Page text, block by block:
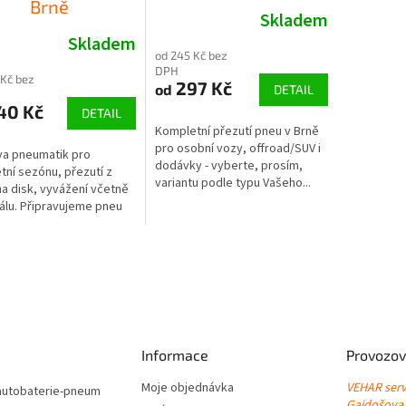
Brně
Skladem
bez
Kč DETAIL
pneumatik pro
sezónu, přezutí z
disk, vyvážení včetně
Připravujeme pneu
Skladem
od 245 Kč bez
DPH
od 297 Kč DETAIL
Kompletní přezutí pneu v Brně
pro osobní vozy, offroad/SUV i
dodávky - vyberte, prosím,
variantu podle typu Vašeho...
pneum
Informace
Moje objednávka
VEHAR